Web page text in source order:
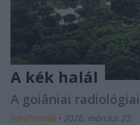
A kék halál
A goiâniai
FuraTermék • 2026. március 23.